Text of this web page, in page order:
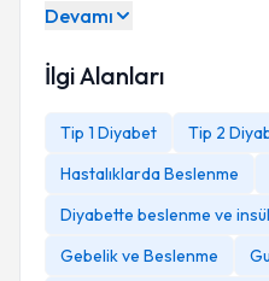
Devamı
İlgi Alanları
Tip 1 Diyabet
Tip 2
Hastalıklarda Beslenme
Diyabette beslenme ve
Gebelik ve Beslenme